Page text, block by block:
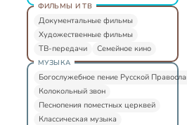
ФИЛЬМЫ И ТВ
Документальные фильмы
Художественные фильмы
ТВ-передачи
Семейное кино
МУЗЫКА
Богослужебное пение Русской
Колокольный звон
Песнопения поместных церквей
Классическая музыка